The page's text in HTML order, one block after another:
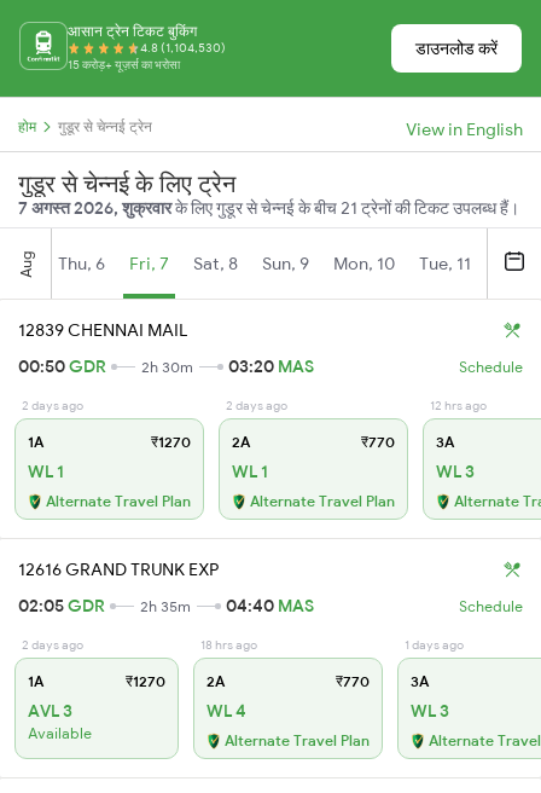
आसान ट्रेन टिकट बुकिंग
4.8 (1,104,530)
15 करोड़+ यूज़र्स का भरोसा
डाउनलोड करें
होम गुडूर से चेन्नई ट्रेन View in English
गुडूर से चेन्नई के लिए ट्रेन
7 अगस्त 2026, शुक्रवारके लिए गुडूर से चेन्नई के बीच 21 ट्रेनों की टिकट उपलब्ध हैं।
Aug Thu, 6 Fri, 7 Sat, 8 Sun, 9 Mon, 10 Tue, 11
12839 CHENNAI MAIL
00:50GDR 2h 30m 03:20 MAS Schedule
2 days ago
1A ₹1270
WL 1
Alternate Travel Plan
2 days ago
2A ₹770
WL 1
Alternate Travel Plan
12 hrs ago
3A
WL 3
Alternate
12616 GRAND TRUNK EXP
02:05GDR 2h 35m 04:40 MAS Schedule
2 days ago
1A ₹1270
AVL 3
Available
18 hrs ago
2A ₹770
WL 4
Alternate Travel Plan
1 days ago
3A
WL 3
Alternate